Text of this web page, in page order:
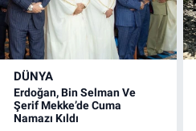
DÜNYA
Erdoğan, Bin Selman Ve
Şerif Mekke’de Cuma
Namazı Kıldı